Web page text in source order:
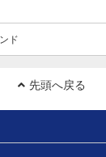
ド
先頭へ戻る